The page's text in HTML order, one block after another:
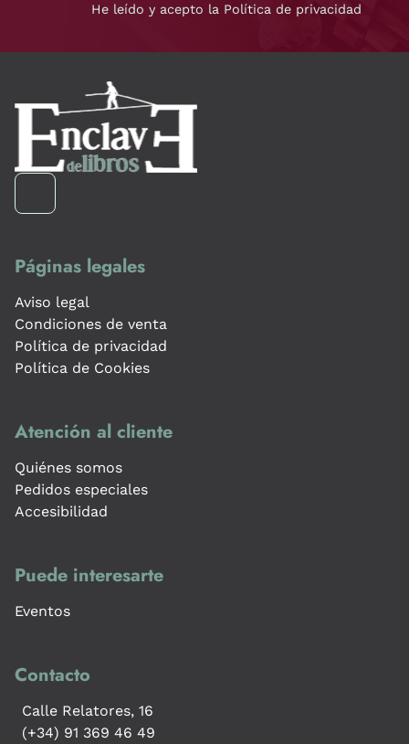
He leído y acepto la Política de privacidad
Páginas legales
Aviso legal
Condiciones de venta
Política de privacidad
Política de Cookies
Atención al cliente
Quiénes somos
Pedidos especiales
Accesibilidad
Puede interesarte
Eventos
Contacto
Calle Relatores, 16
(+34) 91 369 46 49